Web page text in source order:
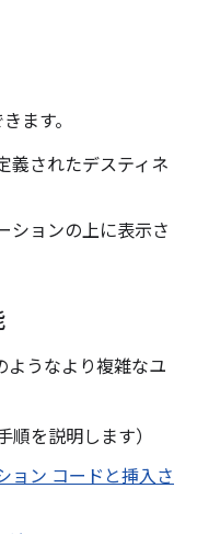
ます。
義されたデスティネ
ションの上に表示さ
ようなより複雑なユ
順を説明します）
ョン コードと挿入さ